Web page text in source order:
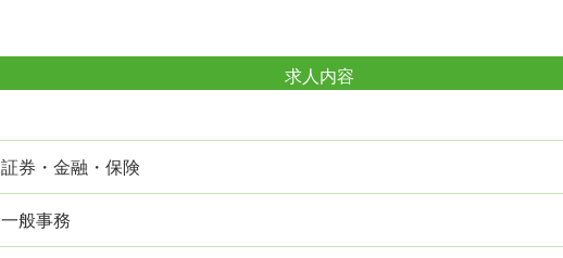
求人内容
証券・金融・保険
一般事務